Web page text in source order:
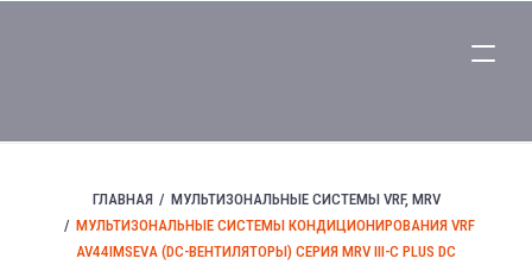
ГЛАВНАЯ
МУЛЬТИЗОНАЛЬНЫЕ СИСТЕМЫ VRF, MRV
МУЛЬТИЗОНАЛЬНЫЕ СИСТЕМЫ КОНДИЦИОНИРОВАНИЯ VRF
AV44IMSEVA (DC-ВЕНТИЛЯТОРЫ) СЕРИЯ MRV III-C PLUS DC